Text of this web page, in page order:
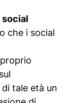
social
che i social
tale età un